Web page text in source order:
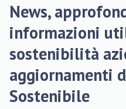
News,
informazioni
sostenibilità
aggiornamenti
Sostenibile